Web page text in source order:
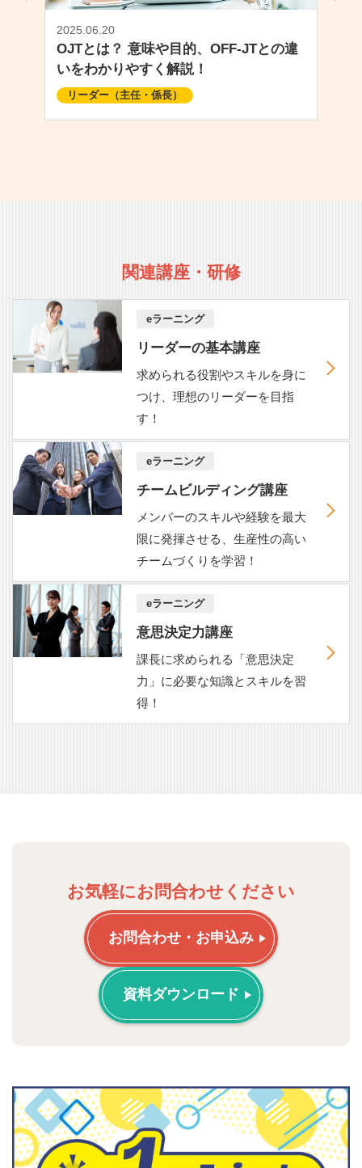
2025.06.20
OJTとは？ 意味や目的、OFF-JTとの違
いをわかりやすく解説！
リーダー（主任・係長）
関連講座・研修
eラーニング
リーダーの基本講座
求められる役割やスキルを身に
つけ、理想のリーダーを目指
す！
eラーニング
チームビルディング講座
メンバーのスキルや経験を最大
限に発揮させる、生産性の高い
チームづくりを学習！
eラーニング
意思決定力講座
課長に求められる「意思決定
力」に必要な知識とスキルを習
得！
お気軽にお問合わせください
お問合わせ・お申込み
資料ダウンロード